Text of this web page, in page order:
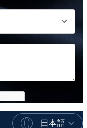
日本語